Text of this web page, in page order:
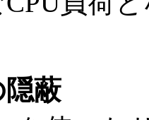
蔽